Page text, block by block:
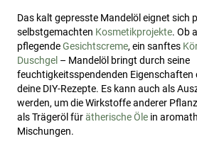
Das kalt gepresste Mandelöl eignet sich
selbstgemachten Kosmetikprojekte. Ob
pflegendeGesichtscreme, ein sanftes
Duschgel – Mandelöl bringt durch seine
feuchtigkeitsspendenden Eigenschaften
deine DIY-Rezepte. Es kann auch als
werden, um die Wirkstoffe anderer
als Trägeröl fürätherische Öle in
Mischungen.